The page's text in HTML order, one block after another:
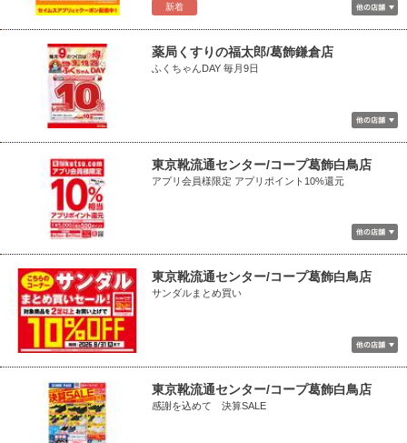
新着
薬局くすりの福太郎/葛飾鎌倉店
ふくちゃんDAY 毎月9日
東京靴流通センター/コープ葛飾白鳥店
アプリ会員様限定 アプリポイント10%還元
東京靴流通センター/コープ葛飾白鳥店
サンダルまとめ買い
東京靴流通センター/コープ葛飾白鳥店
感謝を込めて 決算SALE